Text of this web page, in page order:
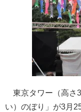
東京タワー（高さ
い）のぼり」が3月